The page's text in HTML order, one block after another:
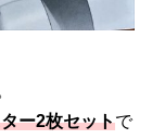
ー2枚セットで